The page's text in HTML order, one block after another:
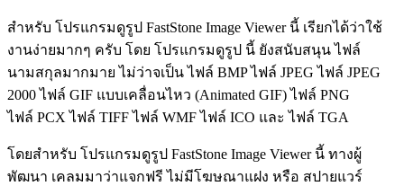
สำหรับ โปรแกรมดูรูป FastStone Image Viewer นี้ เรียกได้ว่าใช้
งานง่ายมากๆ ครับ โดย โปรแกรมดูรูป นี้ ยังสนับสนุน ไฟล์
นามสกุลมากมาย ไม่ว่าจเป็น ไฟล์ BMP ไฟล์ JPEG ไฟล์ JPEG
2000 ไฟล์ GIF แบบเคลื่อนไหว (Animated GIF) ไฟล์ PNG
ไฟล์ PCX ไฟล์ TIFF ไฟล์ WMF ไฟล์ ICO และ ไฟล์ TGA
โดยสำหรับ โปรแกรมดูรูป FastStone Image Viewer นี้ ทางผู้
พัฒนา เคลมมาว่าแจกฟรี ไม่มีโฆษณาแฝง หรือ สปายแวร์